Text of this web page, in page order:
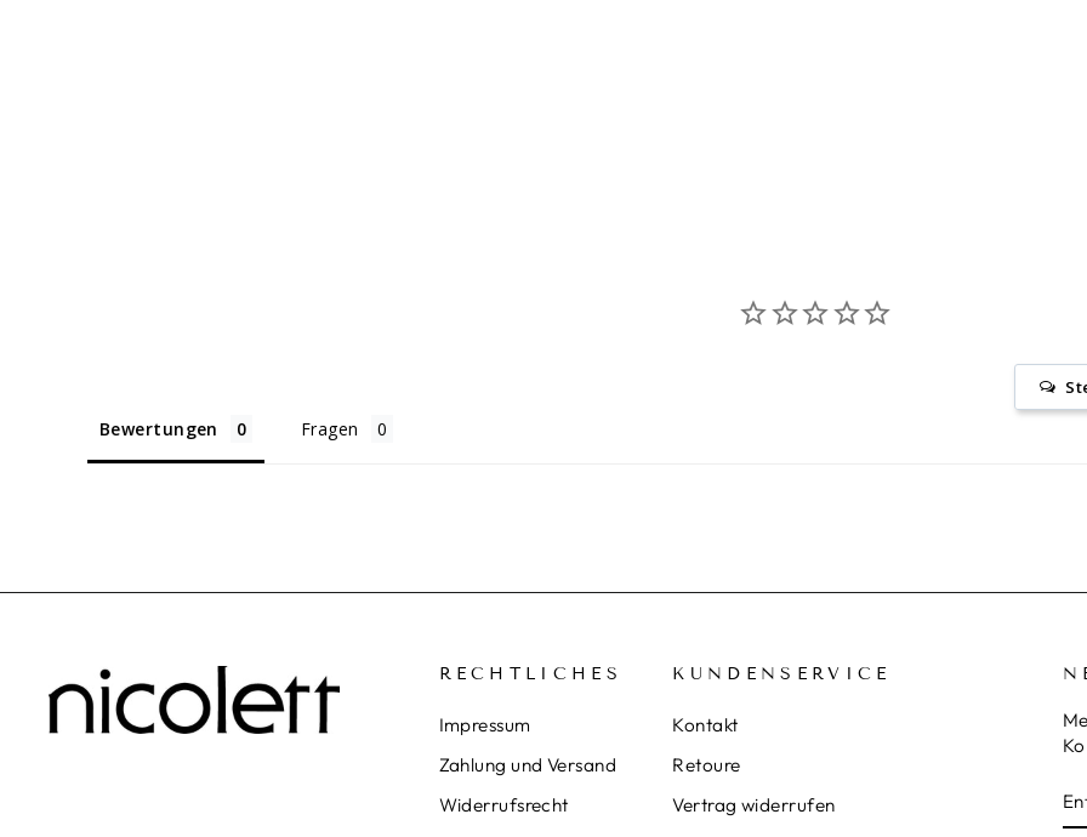
Bewertungen Fragen
RECHTLICHES
Impressum
Zahlung und Versand
Widerrufsrecht
KUNDENSERVICE
Kontakt
Retoure
Vertrag widerrufen